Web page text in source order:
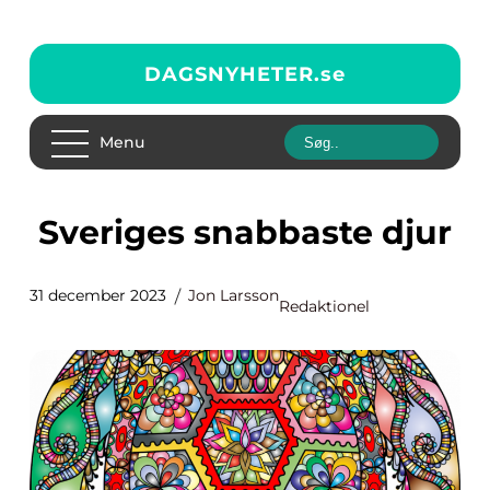
DAGSNYHETER.se
Menu
Sveriges snabbaste djur
31 december 2023 Jon Larsson
Redaktionel